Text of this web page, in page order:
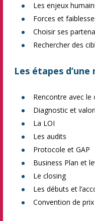
Les enjeux
Forces et
Choisir ses
Rechercher des
Les étapes d’une
Rencontre avec le
Diagnostic et
La LOI
Les audits
Protocole et GAP
Business Plan et
Le closing
Les débuts et
Convention de